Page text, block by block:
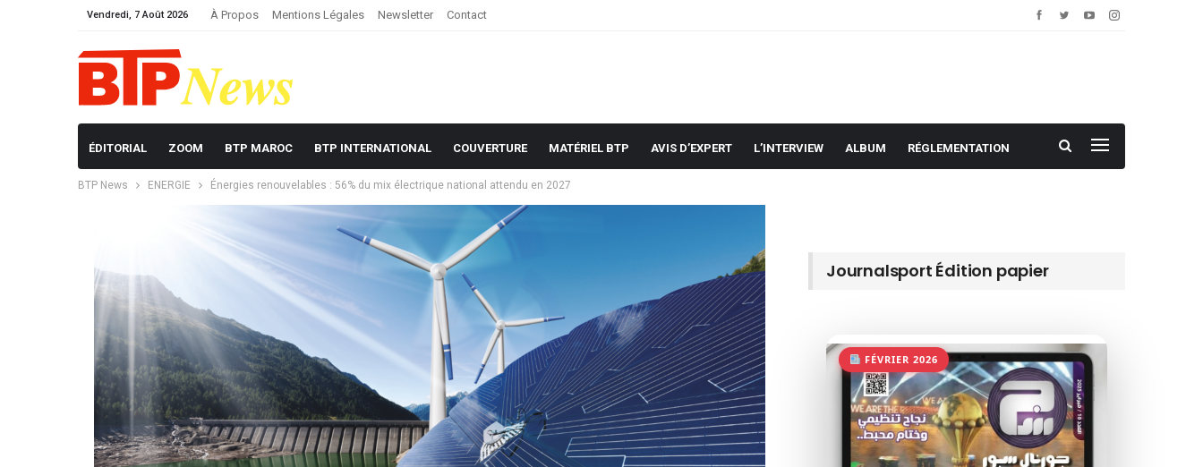
Vendredi, 7 Août 2026 À Propos Mentions Légales Newsletter Contact
ÉDITORIAL ZOOM BTP MAROC BTP INTERNATIONAL COUVERTURE MATÉRIEL BTP AVIS D’EXPERT L’INTERVIEW ALBUM RÉGLEMENTATION
BTP News ENERGIE Énergies renouvelables : 56% du mix électrique national attendu en 2027
Journalsport Édition papier
FÉVRIER 2026